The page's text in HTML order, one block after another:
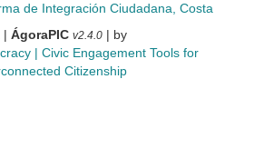
de Integración Ciudadana, Costa
| ÁgoraPIC v2.4.0 | by